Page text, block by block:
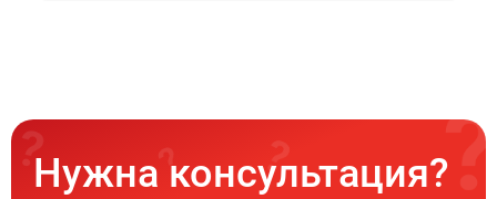
Нужна консультация?